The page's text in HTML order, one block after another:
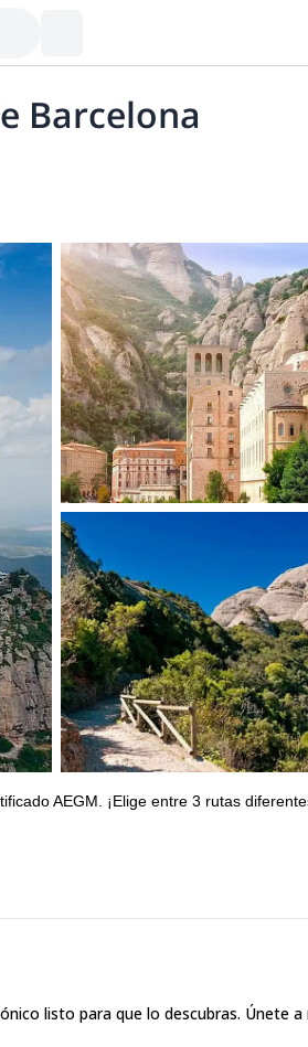
Barcelona
AEGM. ¡Elige entre 3 rutas
listo para que lo descubras. Únete a